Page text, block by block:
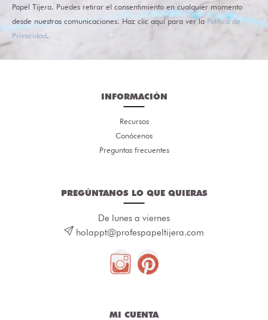
Papel Tijera. Puedes retirar el consentimiento en cualquier momento
desde nuestras comunicaciones. Haz clic aquí para ver la Política de
Privacidad.
INFORMACIÓN
Recursos
Conócenos
Preguntas frecuentes
PREGÚNTANOS LO QUE QUIERAS
De lunes a viernes
holappt@profespapeltijera.com
MI CUENTA